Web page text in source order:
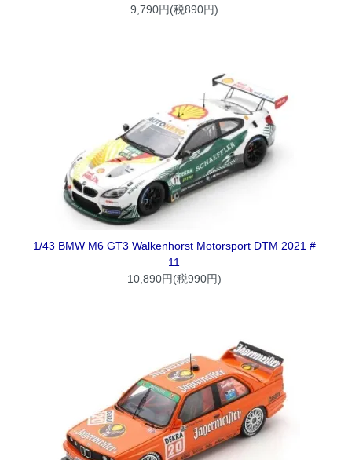
9,790円(税890円)
1/43 BMW M6 GT3 Walkenhorst Motorsport DTM 2021 #
11
10,890円(税990円)